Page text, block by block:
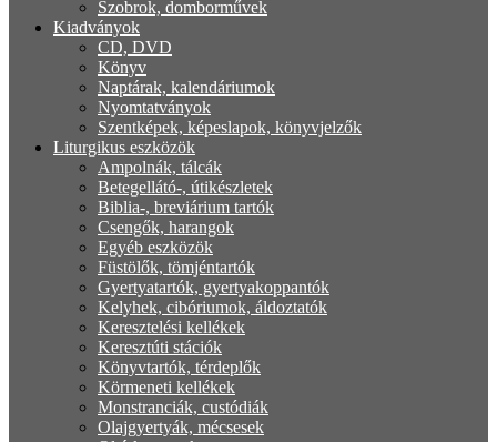
Szobrok, domborművek
Kiadványok
CD, DVD
Könyv
Naptárak, kalendáriumok
Nyomtatványok
Szentképek, képeslapok, könyvjelzők
Liturgikus eszközök
Ampolnák, tálcák
Betegellátó-, útikészletek
Biblia-, breviárium tartók
Csengők, harangok
Egyéb eszközök
Füstölők, tömjéntartók
Gyertyatartók, gyertyakoppantók
Kelyhek, cibóriumok, áldoztatók
Keresztelési kellékek
Keresztúti stációk
Könyvtartók, térdeplők
Körmeneti kellékek
Monstranciák, custódiák
Olajgyertyák, mécsesek